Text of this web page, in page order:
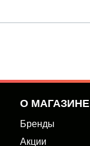
О МАГАЗИНЕ
Бренды
Акции